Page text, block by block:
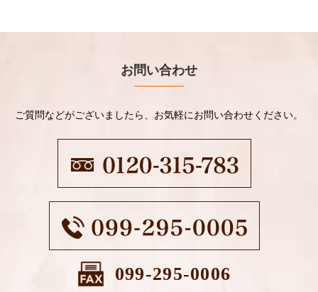
お問い合わせ
ご質問などがございましたら、お気軽にお問い合わせください。
099-295-0006